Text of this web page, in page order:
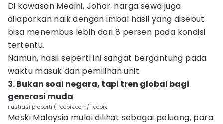
Di kawasan Medini, Johor, harga sewa juga
dilaporkan naik dengan imbal hasil yang disebut
bisa menembus lebih dari 8 persen pada kondisi
tertentu.
Namun, hasil seperti ini sangat bergantung pada
waktu masuk dan pemilihan unit.
3. Bukan soal negara, tapi tren global bagi
generasi muda
ilustrasi properti (freepik.com/freepik
Meski Malaysia mulai dilihat sebagai peluang, para